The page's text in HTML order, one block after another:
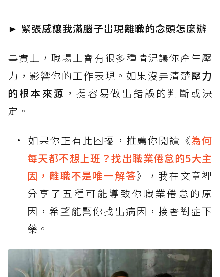
► 緊張感讓我滿腦子出現離職的念頭怎麼辦
事實上，職場上會有很多種情況讓你產生壓
力，影響你的工作表現。如果沒弄清楚壓力
的根本來源 ，挺容易做出錯誤的判斷或決
定。
如果你正有此困擾，推薦你閱讀《為何
每天都不想上班？找出職業倦怠的5大主
因，離職不是唯一解答》，我在文章裡
分享了五種可能導致你職業倦怠的原
因，希望能幫你找出病因，接著對症下
藥。